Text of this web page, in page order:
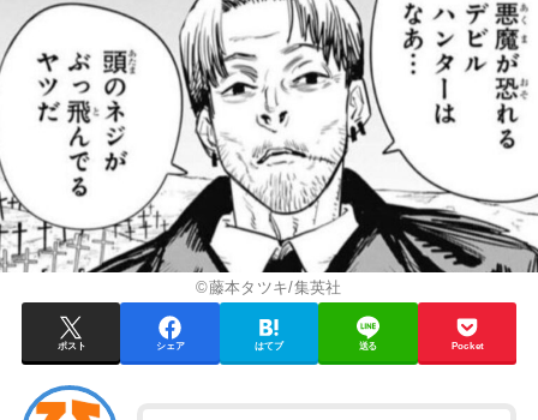
©藤本タツキ/集英社
ポスト シェア はてブ 送る Pocket